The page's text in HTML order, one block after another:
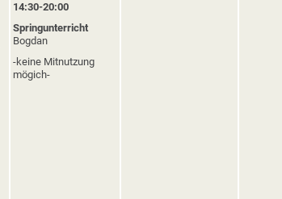
14:30-20:00
Springunterricht
Bogdan
-keine Mitnutzung
mögich-